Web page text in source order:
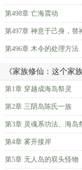
第498章 亡海震动
第497章 神意于己身，替
第496章 木令的处理方法
《家族修仙：这个家
第1章 穿越成海岛祭灵
第2章 三阴岛陈氏一族
第3章 灵魂系功法、海岛
第4章 雾开接岸
第5章 无人岛的双头怪物